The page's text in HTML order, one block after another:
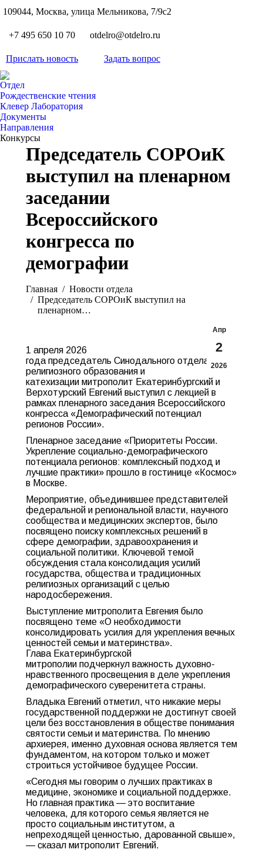
109044, Москва, улица Мельникова, 7/9с2
+7 495 650 10 70 otdelro@otdelro.ru
Прислать новость Задать вопрос
Отдел
Рождественские чтения
Клевер Лаборатория
Документы
Направления
Конкурсы
Председатель СОРОиК
выступил на пленарном
заседании
Всероссийского
конгресса по
демографии
Главная
Новости отдела
Председатель СОРОиК выступил на
пленарном…
Апр
2
2026
1 апреля 2026
года председатель Синодального отдела
религиозного образования и
катехизации митрополит Екатеринбургский и
Верхотурский Евгений выступил с лекцией в
рамках пленарного заседания Всероссийского
конгресса «Демографический потенциал
регионов России».
Пленарное заседание «Приоритеты России.
Укрепление социально-демографического
потенциала регионов: комплексный подход и
лучшие практики» прошло в гостинице «Космос»
в Москве.
Мероприятие, объединившее представителей
федеральной и региональной власти, научного
сообщества и медицинских экспертов, было
посвящено поиску комплексных решений в
сфере демографии, здравоохранения и
социальной политики. Ключевой темой
обсуждения стала консолидация усилий
государства, общества и традиционных
религиозных организаций с целью
народосбережения.
Выступление митрополита Евгения было
посвящено теме «О необходимости
консолидировать усилия для укрепления вечных
ценностей семьи и материнства».
Глава Екатеринбургской
митрополии подчеркнул важность духовно-
нравственного просвещения в деле укрепления
демографического суверенитета страны.
Владыка Евгений отметил, что никакие меры
государственной поддержки не достигнут своей
цели без восстановления в обществе понимания
святости семьи и материнства. По мнению
архиерея, именно духовная основа является тем
фундаментом, на котором только и может
строиться устойчивое будущее России.
«Сегодня мы говорим о лучших практиках в
медицине, экономике и социальной поддержке.
Но главная практика — это воспитание
человека, для которого семья является не
просто социальным институтом, а
непреходящей ценностью, дарованной свыше»,
— сказал митрополит Евгений.